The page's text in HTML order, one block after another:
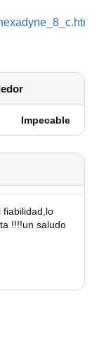
Impecable
fiabilidad,lo
!!!!un saludo